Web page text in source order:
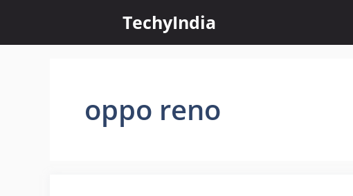
content
TechyIndia
oppo reno